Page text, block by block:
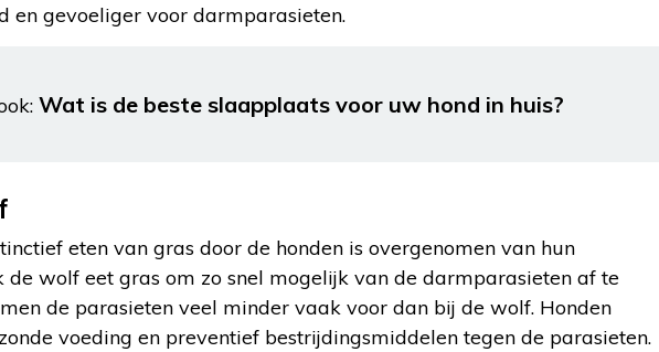
en gevoeliger voor darmparasieten.
Wat is de beste slaapplaats voor uw hond in huis?
eten van gras door de honden is overgenomen van hun
de wolf eet gras om zo snel mogelijk van de darmparasieten af te
de parasieten veel minder vaak voor dan bij de wolf. Honden
voeding en preventief bestrijdingsmiddelen tegen de parasieten.